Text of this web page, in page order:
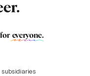
everyone.